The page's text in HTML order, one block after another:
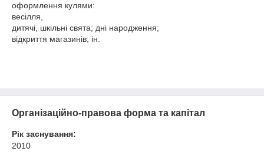
оформлення кулями:
весілля,
дитячі, шкільні свята; дні народження;
відкриття магазинів; ін.
Організаційно-правова форма та капітал
Рік заснування:
2010